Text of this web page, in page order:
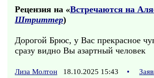
Рецензия на «Встречаются на
Штриттер)
Дорогой Брюс, у Вас прекрасное
сразу видно Вы азартный человек
Лиза Молтон 18.10.2025 15:43 •